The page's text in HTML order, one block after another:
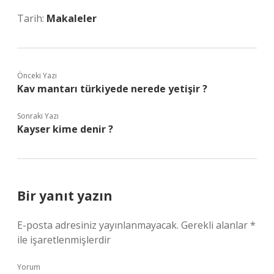
Tarih: Makaleler
Önceki Yazı
Kav mantarı türkiyede nerede yetişir ?
Sonraki Yazı
Kayser kime denir ?
Bir yanıt yazın
E-posta adresiniz yayınlanmayacak. Gerekli alanlar*
ile işaretlenmişlerdir
Yorum